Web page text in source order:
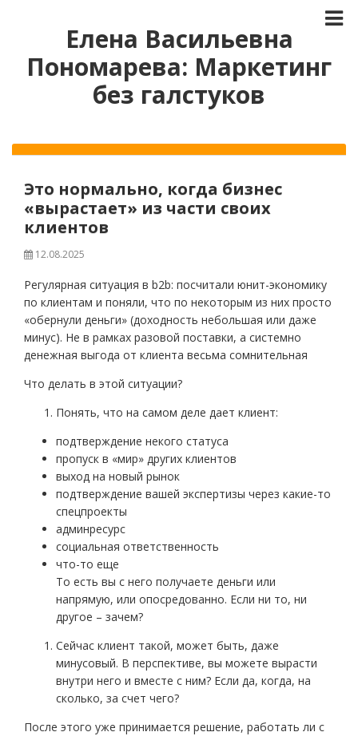
Елена Васильевна
Пономарева: Маркетинг
без галстуков
Это нормально, когда бизнес
«вырастает» из части своих
клиентов
12.08.2025
Регулярная ситуация в b2b: посчитали юнит-экономику
по клиентам и поняли, что по некоторым из них просто
«обернули деньги» (доходность небольшая или даже
минус). Не в рамках разовой поставки, а системно
денежная выгода от клиента весьма сомнительная
Что делать в этой ситуации?
Понять, что на самом деле дает клиент:
подтверждение некого статуса
пропуск в «мир» других клиентов
выход на новый рынок
подтверждение вашей экспертизы через какие-то
спецпроекты
админресурс
социальная ответственность
что-то еще
То есть вы с него получаете деньги или
напрямую, или опосредованно. Если ни то, ни
другое – зачем?
Сейчас клиент такой, может быть, даже
минусовый. В перспективе, вы можете вырасти
внутри него и вместе с ним? Если да, когда, на
сколько, за счет чего?
После этого уже принимается решение, работать ли с